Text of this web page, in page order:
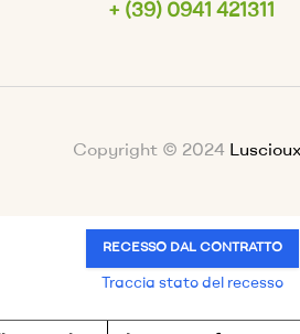
+ (39) 0941 421311
Copyright © 2024
RECESSO DAL CONTRATTO
Traccia stato del recesso